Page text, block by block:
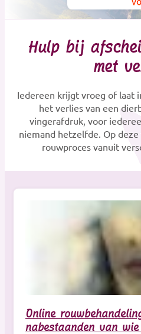
Hulp bij
met
Iedereen krijgt vroeg of laat
het verlies van een
vingerafdruk, voor
niemand hetzelfde. Op
rouwproces vanuit
Online
nabestaanden van